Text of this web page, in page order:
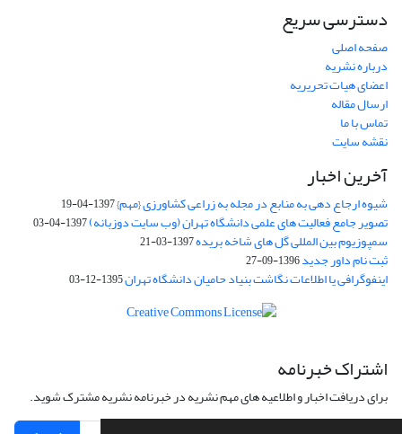
دسترسی سریع
صفحه اصلی
درباره نشریه
اعضای هیات تحریریه
ارسال مقاله
تماس با ما
نقشه سایت
آخرین اخبار
شیوه ارجاع دهی به منابع در مجله به زراعی کشاورزی {مهم}1397-04-19
تصویر جامع فعالیت های علمی دانشگاه تهران (وب سایت دوزبانه)1397-04-03
سمپوزیوم بین المللی گل های شاخه بریده1397-03-21
ثبت نام داور جدید1396-09-27
اینفوگرافی یا اطلاعات نگاشت بنیاد حامیان دانشگاه تهران1395-12-03
اشتراک خبرنامه
برای دریافت اخبار و اطلاعیه های مهم نشریه در خبرنامه نشریه مشترک شوید.